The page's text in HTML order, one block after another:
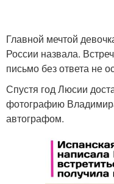
Главной мечтой
России назвала.
письмо без ответа не
Спустя год Люсии
фотографию
автографом.